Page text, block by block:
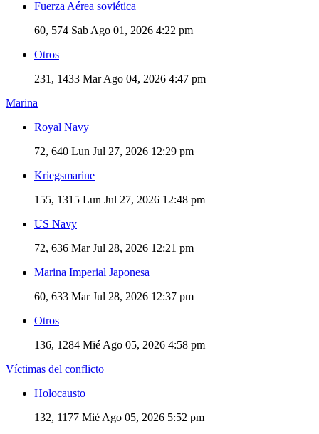
Fuerza Aérea soviética
60, 574 Sab Ago 01, 2026 4:22 pm
Otros
231, 1433 Mar Ago 04, 2026 4:47 pm
Marina
Royal Navy
72, 640 Lun Jul 27, 2026 12:29 pm
Kriegsmarine
155, 1315 Lun Jul 27, 2026 12:48 pm
US Navy
72, 636 Mar Jul 28, 2026 12:21 pm
Marina Imperial Japonesa
60, 633 Mar Jul 28, 2026 12:37 pm
Otros
136, 1284 Mié Ago 05, 2026 4:58 pm
Víctimas del conflicto
Holocausto
132, 1177 Mié Ago 05, 2026 5:52 pm